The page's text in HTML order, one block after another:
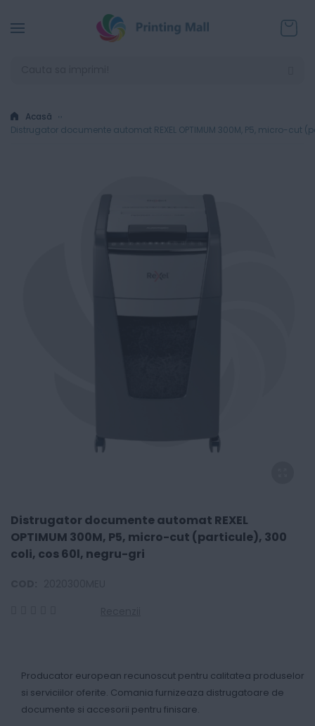
Acasă
Distrugator documente automat REXEL OPTIMUM 300M, P5, micro-cut
Distrugator documente automat REXEL
OPTIMUM 300M, P5, micro-cut (particule), 300
coli, cos 60l, negru-gri
Producator european recunoscut pentru calitatea produselor
si serviciilor oferite. Comania furnizeaza distrugatoare de
documente si accesorii pentru finisare.